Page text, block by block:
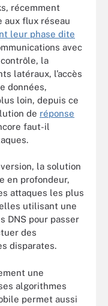
récemment
aux flux réseau
leur phase dite
avec
la
latéraux, l’accès
données,
loin, depuis ce
de réponse
faut-il
la solution
en profondeur,
attaques les plus
utilisant une
DNS pour passer
des
disparates.
une
algorithmes
permet aussi